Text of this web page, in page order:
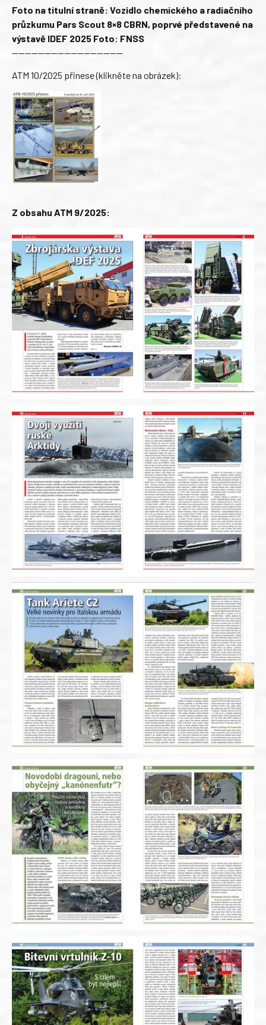
Foto na titulní straně: Vozidlo chemického a radiačního
průzkumu Pars Scout 8×8 CBRN, poprvé představené na
výstavě IDEF 2025 Foto: FNSS
—————————————————
ATM 10/2025 přinese (klikněte na obrázek):
Z obsahu ATM 9/2025: